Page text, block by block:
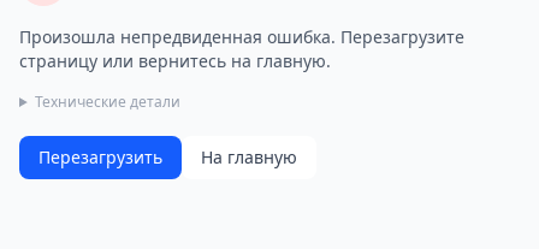
Произошла непредвиденная ошибка. Перезагрузите
страницу или вернитесь на главную.
Технические детали
Перезагрузить На главную